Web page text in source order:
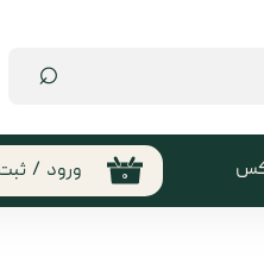
⌕
۰ ورود /
حساب